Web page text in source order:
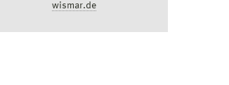
wismar.de